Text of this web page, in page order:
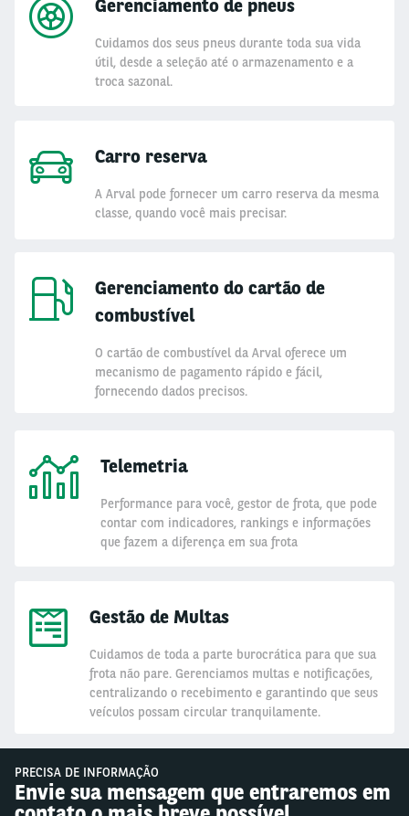
Gerenciamento de pneus
Cuidamos dos seus pneus durante toda sua vida
útil, desde a seleção até o armazenamento e a
troca sazonal.
Carro reserva
A Arval pode fornecer um carro reserva da mesma
classe, quando você mais precisar.
Gerenciamento do cartão de
combustível
O cartão de combustível da Arval oferece um
mecanismo de pagamento rápido e fácil,
fornecendo dados precisos.
Telemetria
Performance para você, gestor de frota, que pode
contar com indicadores, rankings e informações
que fazem a diferença em sua frota
Gestão de Multas
Cuidamos de toda a parte burocrática para que sua
frota não pare. Gerenciamos multas e notificações,
centralizando o recebimento e garantindo que seus
veículos possam circular tranquilamente.
PRECISA DE INFORMAÇÃO
Envie sua mensagem que entraremos em